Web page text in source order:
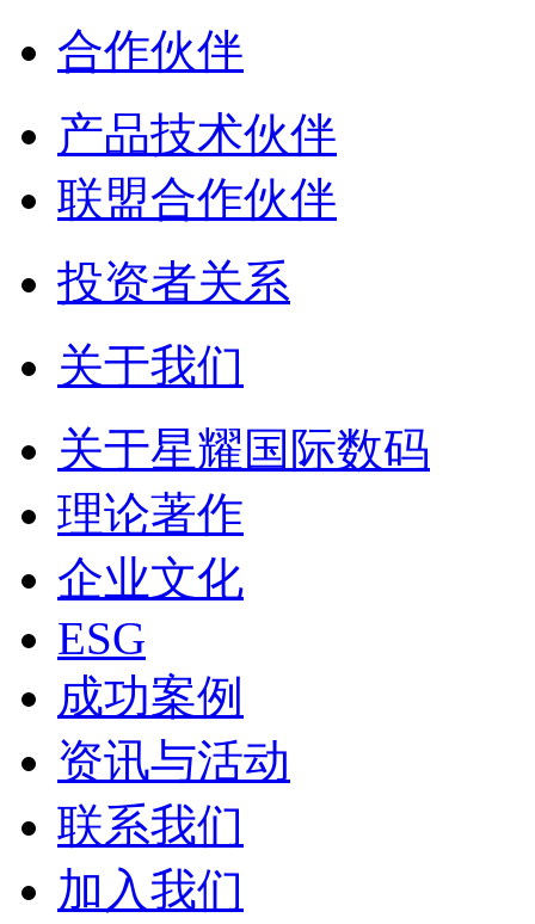
合作伙伴
产品技术伙伴
联盟合作伙伴
投资者关系
关于我们
关于星耀国际数码
理论著作
企业文化
ESG
成功案例
资讯与活动
联系我们
加入我们